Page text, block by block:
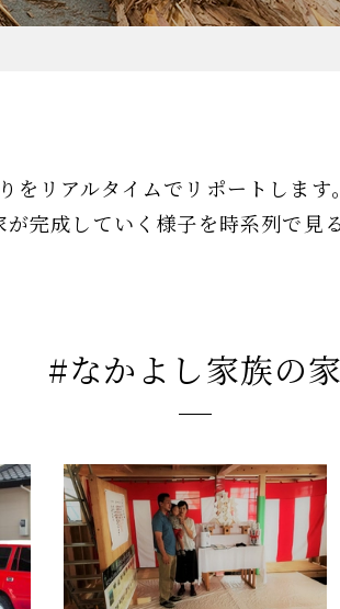
を リアルタイムでリポートします。
が完成していく様子を時系列で見
#なかよし家族の家